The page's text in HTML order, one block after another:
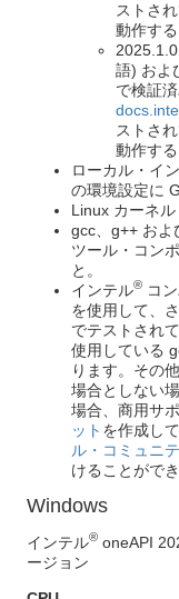
ストさ
動作す
語) およ
で検証済
ストさ
動作す
ローカル・イ
の環境設定に
Linux カーネ
gcc、g++ およ
ツール・コン
と。
インテル® コ
を使用して、
でテストされ
使用している
ります。その
場合としない
場合、商用サ
ット を作成し
ル・コミュニ
けることができ
Windows
インテル® oneAPI
ージョン